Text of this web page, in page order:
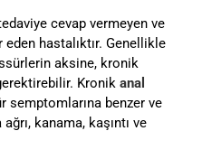
cevap vermeyen ve
hastalıktır. Genellikle
aksine, kronik
Kronik anal
semptomlarına benzer ve
kanama, kaşıntı ve